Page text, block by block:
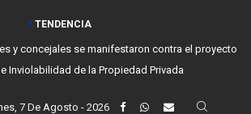
TENDENCIA
y concejales se manifestaron contra el proyecto
Inviolabilidad de la Propiedad Privada
7 De Agosto - 2026